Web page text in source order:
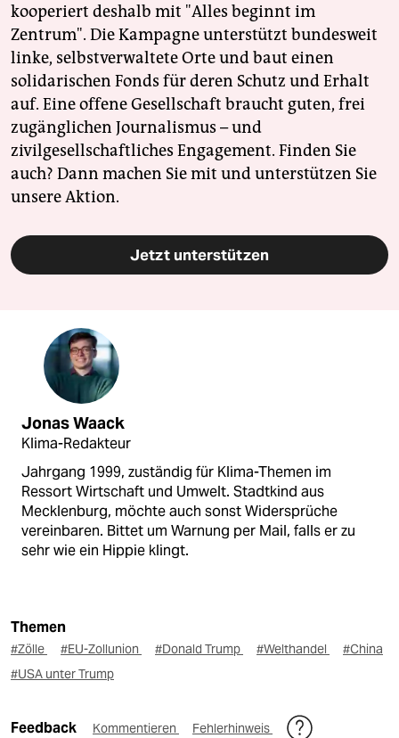
kooperiert deshalb mit "Alles beginnt im
Zentrum". Die Kampagne unterstützt bundesweit
linke, selbstverwaltete Orte und baut einen
solidarischen Fonds für deren Schutz und Erhalt
auf. Eine offene Gesellschaft braucht guten, frei
zugänglichen Journalismus – und
zivilgesellschaftliches Engagement. Finden Sie
auch? Dann machen Sie mit und unterstützen Sie
unsere Aktion.
Jetzt unterstützen
Jonas Waack
Klima-Redakteur
Jahrgang 1999, zuständig für Klima-Themen im
Ressort Wirtschaft und Umwelt. Stadtkind aus
Mecklenburg, möchte auch sonst Widersprüche
vereinbaren. Bittet um Warnung per Mail, falls er zu
sehr wie ein Hippie klingt.
Themen
#Zölle #EU-Zollunion #Donald Trump #Welthandel
#China
#USA unter Trump
Feedback Kommentieren Fehlerhinweis